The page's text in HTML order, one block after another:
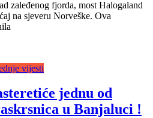
zaleđenog fjorda, most Halogaland
na sjeveru Norveške. Ova
vijesti
jednu od
u Banjaluci !